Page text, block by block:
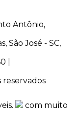
Antônio,
São José - SC,
|
reservados
com muito